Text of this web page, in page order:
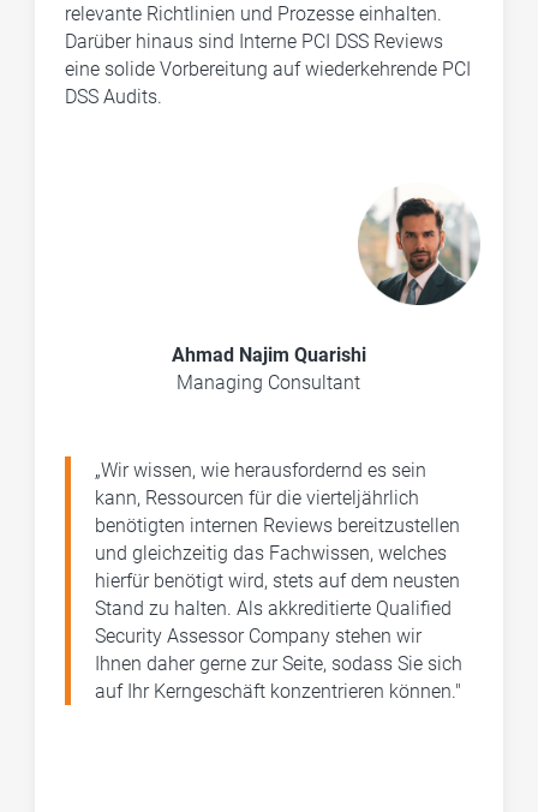
relevante Richtlinien und Prozesse einhalten.
Darüber hinaus sind Interne PCI DSS Reviews
eine solide Vorbereitung auf wiederkehrende PCI
DSS Audits.
Ahmad Najim Quarishi
Managing Consultant
„Wir wissen, wie herausfordernd es sein
kann, Ressourcen für die vierteljährlich
benötigten internen Reviews bereitzustellen
und gleichzeitig das Fachwissen, welches
hierfür benötigt wird, stets auf dem neusten
Stand zu halten. Als akkreditierte Qualified
Security Assessor Company stehen wir
Ihnen daher gerne zur Seite, sodass Sie sich
auf Ihr Kerngeschäft konzentrieren können."